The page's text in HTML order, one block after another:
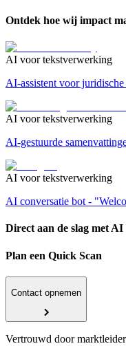
Ontdek hoe wij impact
AI voor tekstverwerking
AI-assistent voor juridische
AI voor tekstverwerking
AI-gestuurde
AI voor tekstverwerking
AI conversatie bot -
Direct aan de slag met
Plan een Quick Scan
Contact opnemen
Vertrouwd door